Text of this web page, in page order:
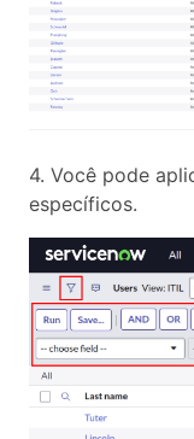
4. Você pode
específicos.